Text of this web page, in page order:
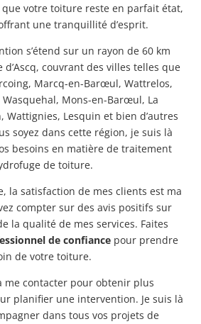
votre toiture reste en parfait état,
une tranquillité d’esprit.
s’étend sur un rayon de 60 km
couvrant des villes telles que
Marcq-en-Barœul, Wattrelos,
Wasquehal, Mons-en-Barœul, La
Wattignies, Lesquin et bien d’autres
soyez dans cette région, je suis là
besoins en matière de traitement
de toiture.
la satisfaction de mes clients est ma
compter sur des avis positifs sur
la qualité de mes services. Faites
de confiancepour prendre
de votre toiture.
me contacter pour obtenir plus
planifier une intervention. Je suis là
dans tous vos projets de